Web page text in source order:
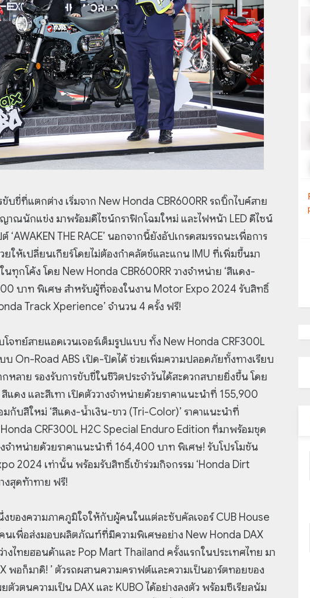
ขี่ที่แตกต่าง เริ่มจาก New Honda CBR600RR รถบิ๊กไบค์สาย
นักแข่ง มาพร้อมดีไซน์กราฟิกโฉมใหม่ และไฟหน้า LED ดีไซน์
‘AWAKEN THE RACE’ นอกจากนี้ยังอัปเกรดสมรรถนะเพื่อการ
ให้เปลี่ยนเกียร์โดยไม่ต้องกำคลัตช์และแกน IMU ที่เพิ่มขึ้นมา
ทุกโค้ง โดย New Honda CBR600RR วางจำหน่าย ‘สีแดง-
บาท พิเศษ สำหรับผู้ที่จองในงาน Motor Expo 2024 รับสิทธิ์
Track Xperience’ จำนวน 4 ครั้ง ฟรี!
จทย์สายแอดเวนเจอร์เต็มรูปแบบ ทั้ง New Honda CRF300L
บ On-Road ABS เปิด-ปิดได้ ช่วยเพิ่มความปลอดภัยทั้งทางเรียบ
หลาย รองรับการขับขี่ในชีวิตประจำวันได้สะดวกสบายยิ่งขึ้น โดย
ดง และสีเทา เปิดตัววางจำหน่ายด้วยราคาแนะนำที่ 155,900
กับสีใหม่ ‘สีแดง-น้ำเงิน-ขาว (Tri-Color)’ ราคาแนะนำที่
CRF300L H2C Special Enduro Edition ที่มาพร้อมชุด
ำหน่ายด้วยราคาแนะนำที่ 164,400 บาท พิเศษ! รับโปรโมชัน
2024 เท่านั้น พร้อมรับสิทธิ์เข้าร่วมกิจกรรม ‘Honda Dirt
สุดท้าทาย ฟรี!
ของความภาคภูมิใจให้กับผู้คนในแต่ละซับคัลเจอร์ CUB House
เพื่อส่งมอบผลิตภัณฑ์ที่มีความพิเศษอย่าง New Honda DAX
ไทยฮอนด้าและ Pop Mart Thailand ครั้งแรกในประเทศไทย มา
พอก็มาดิ! ’ ตัวรถผสานความคราฟต์และความเป็นอาร์ตทอยของ
ตัวตนความเป็น DAX และ KUBO ได้อย่างลงตัว พร้อมซีเรียลนัม